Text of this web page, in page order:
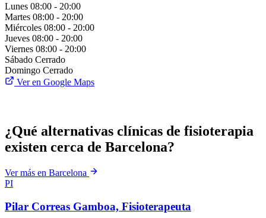
Lunes 08:00 - 20:00
Martes 08:00 - 20:00
Miércoles 08:00 - 20:00
Jueves 08:00 - 20:00
Viernes 08:00 - 20:00
Sábado Cerrado
Domingo Cerrado
Ver en Google Maps
¿Qué alternativas clínicas de fisioterapia
existen cerca de Barcelona?
Ver más en Barcelona
PI
Pilar Correas Gamboa, Fisioterapeuta